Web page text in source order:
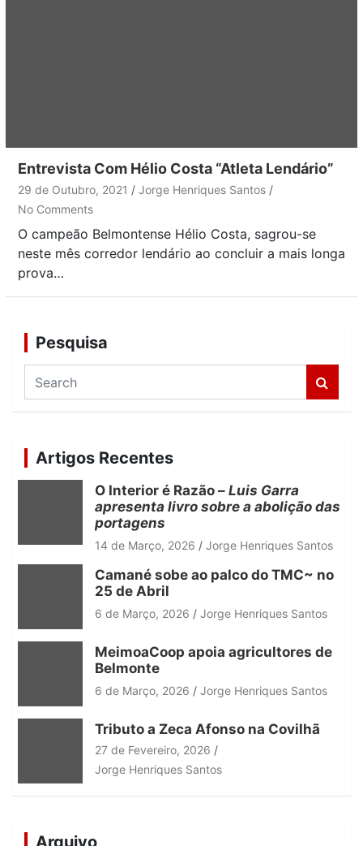
Entrevista Com Hélio Costa “Atleta Lendário”
29 de Outubro, 2021
Jorge Henriques Santos
No Comments
O campeão Belmontense Hélio Costa, sagrou-se
neste mês corredor lendário ao concluir a mais longa
prova…
Pesquisa
a
c
h
Artigos Recentes
O Interior é Razão – Luis Garra
apresenta livro sobre a abolição das
portagens
14 de Março, 2026 Jorge Henriques Santos
Camané sobe ao palco do TMC~ no
25 de Abril
6 de Março, 2026 Jorge Henriques Santos
MeimoaCoop apoia agricultores de
Belmonte
6 de Março, 2026 Jorge Henriques Santos
Tributo a Zeca Afonso na Covilhã
27 de Fevereiro, 2026
Jorge Henriques Santos
Arquivo